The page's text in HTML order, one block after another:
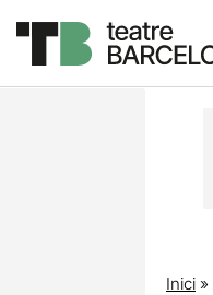
Inici»